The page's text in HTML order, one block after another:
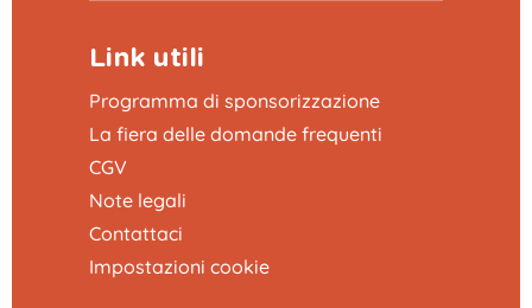
Link utili
Programma di sponsorizzazione
La fiera delle domande frequenti
CGV
Note legali
Contattaci
Impostazioni cookie